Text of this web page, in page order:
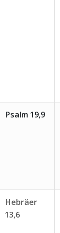
Psalm 19,9
Hebräer
13,6